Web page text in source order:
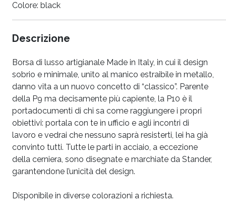
Colore: black
Descrizione
Borsa di lusso artigianale Made in Italy, in cui il design
sobrio e minimale, unito al manico estraibile in metallo,
danno vita a un nuovo concetto di “classico”. Parente
della P9 ma decisamente più capiente, la P10 è il
portadocumenti di chi sa come raggiungere i propri
obiettivi: portala con te in ufficio e agli incontri di
lavoro e vedrai che nessuno saprà resisterti, lei ha già
convinto tutti. Tutte le parti in acciaio, a eccezione
della cerniera, sono disegnate e marchiate da Stander,
garantendone l’unicità del design.
Disponibile in diverse colorazioni a richiesta.